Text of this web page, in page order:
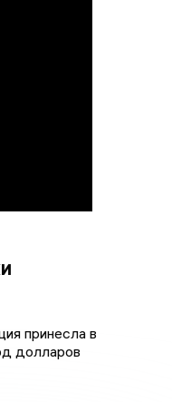
принесла в
долларов